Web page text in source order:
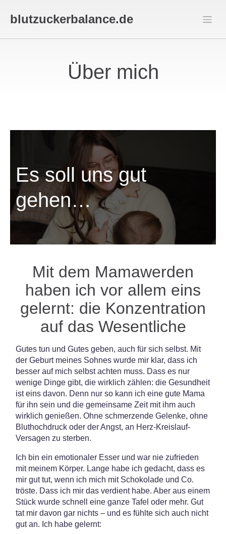
blutzuckerbalance.de
Über mich
Es soll uns gut
gehen…
Mit dem Mamawerden
haben ich vor allem eins
gelernt: die Konzentration
auf das Wesentliche
Gutes tun und Gutes geben, auch für sich selbst. Mit
der Geburt meines Sohnes wurde mir klar, dass ich
besser auf mich selbst achten muss. Dass es nur
wenige Dinge gibt, die wirklich zählen: die Gesundheit
ist eins davon. Denn nur so kann ich eine gute Mama
für ihn sein und die gemeinsame Zeit mit ihm auch
wirklich genießen. Ohne schmerzende Gelenke, ohne
Bluthochdruck oder der Angst, an Herz-Kreislauf-
Versagen zu sterben.
Ich bin ein emotionaler Esser und war nie zufrieden
mit meinem Körper. Lange habe ich gedacht, dass es
mir gut tut, wenn ich mich mit Schokolade und Co.
tröste. Dass ich mir das verdient habe. Aber aus einem
Stück wurde schnell eine ganze Tafel oder mehr. Gut
tat mir davon gar nichts – und es fühlte sich auch nicht
gut an. Ich habe gelernt: